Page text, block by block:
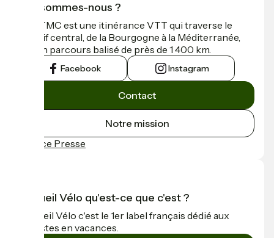
Qui sommes-nous ?
La GTMC est une itinérance VTT qui traverse le
Massif central, de la Bourgogne à la Méditerranée,
sur un parcours balisé de près de 1 400 km.
Facebook Instagram
Contact
Notre mission
Espace Presse
Accueil Vélo qu'est-ce que c'est ?
Accueil Vélo c'est le 1er label français dédié aux
cyclistes en vacances.